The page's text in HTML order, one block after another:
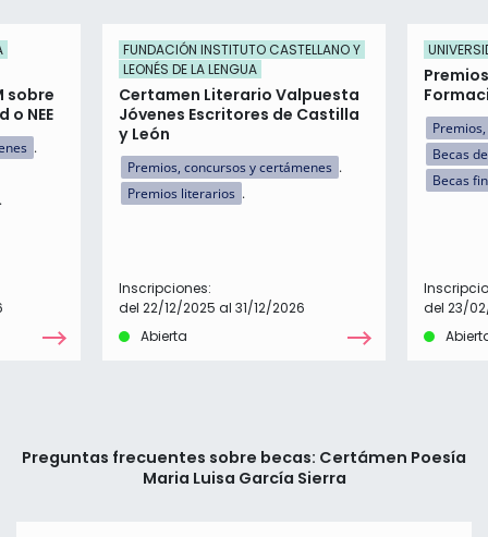
sobre
NEE
FUNDACIÓN INSTITUTO CASTELLANO Y
LEONÉS DE LA LENGUA
Certamen Literario Valpuesta
Jóvenes Escritores de Castilla
y León
Premios, concursos y certámenes
Premios literarios
Inscripciones:
del 22/12/2025 al 31/12/2026
Abierta
Becas
Becas
del 23/
Preguntas frecuentes sobre becas: Certámen Poesía
Maria Luisa García Sierra